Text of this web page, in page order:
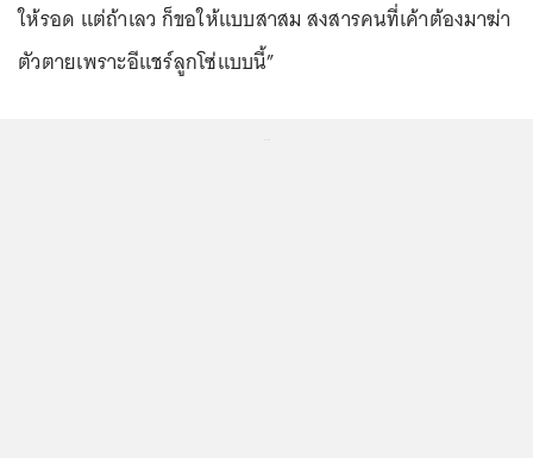
ให้รอด แต่ถ้าเลว ก็ขอให้แบบสาสม สงสารคนที่เค้าต้องมาฆ่า
ตัวตายเพราะอีแชร์ลูกโซ่แบบนี้”